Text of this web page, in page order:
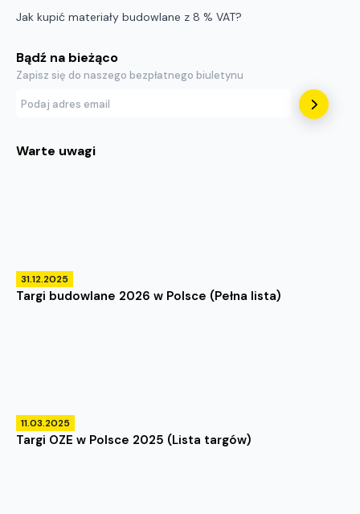
Jak kupić materiały budowlane z 8 % VAT?
Bądź na bieżąco
Zapisz się do naszego bezpłatnego biuletynu
Warte uwagi
31.12.2025
Targi budowlane 2026 w Polsce (Pełna lista)
11.03.2025
Targi OZE w Polsce 2025 (Lista targów)